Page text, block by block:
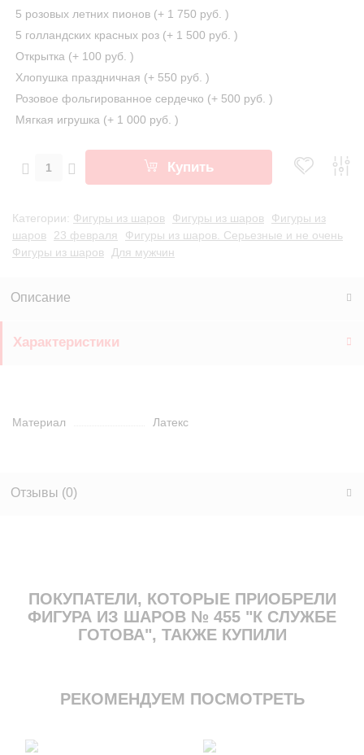
5 розовых летних пионов (+ 1 750 руб. )
5 голландских красных роз (+ 1 500 руб. )
Открытка (+ 100 руб. )
Хлопушка праздничная (+ 550 руб. )
Розовое фольгированное сердечко (+ 500 руб. )
Мягкая игрушка (+ 1 000 руб. )
Купить
Категории: Фигуры из шаров Фигуры из шаров
Фигуры из
шаров
23 февраля
Фигуры из шаров. Серьезные и не очень
Фигуры из шаров
Для мужчин
Описание
Характеристики
Материал Латекс
Отзывы (0)
ПОКУПАТЕЛИ, КОТОРЫЕ ПРИОБРЕЛИ
ФИГУРА ИЗ ШАРОВ № 455 "К СЛУЖБЕ
ГОТОВА", ТАКЖЕ КУПИЛИ
РЕКОМЕНДУЕМ ПОСМОТРЕТЬ